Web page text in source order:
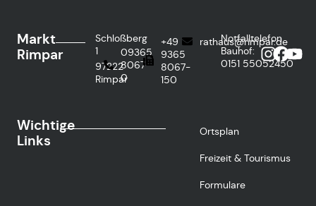
Markt
Rimpar
Schloßberg
1
97222
Rimpar
09365
8067-
0
+49
9365
8067-
150
rathaus@rimpar.de
Notfalltelefon
Bauhof:
0151 55052450
Wichtige
Links
Ortsplan
Freizeit & Tourismus
Formulare